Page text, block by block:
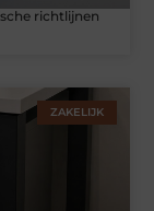
richtlijnen
ZAKELIJK